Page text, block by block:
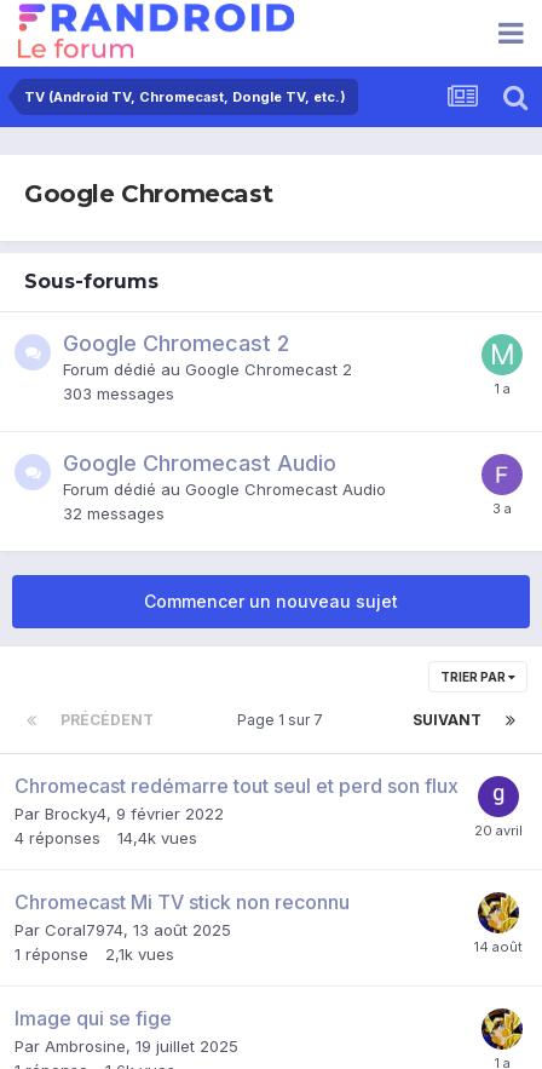
TV (Android TV, Chromecast, Dongle TV, etc.)
Google Chromecast
Sous-forums
Google Chromecast 2
Forum dédié au Google Chromecast 2
303 messages
Google Chromecast Audio
Forum dédié au Google Chromecast Audio
32 messages
Commencer un nouveau sujet
TRIER PAR
PRÉCÉDENT SUIVANT
Page 1 sur 7
Chromecast redémarre tout seul et perd son flux
Par Brocky4, 9 février 2022
4 réponses 14,4k vues
Chromecast Mi TV stick non reconnu
Par Coral7974, 13 août 2025
1 réponse 2,1k vues
Image qui se fige
Par Ambrosine, 19 juillet 2025